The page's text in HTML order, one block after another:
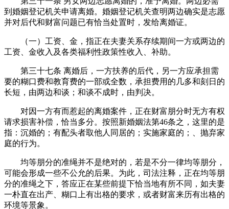
到婚姻登记机关申请离婚。婚姻登记机关查明两边确实是志愿
并对后代和财富问题已有恰当处置时，发给离婚证。
（一）工资、金，指正在夫妻关系存续期间一方或两边的
工资、金收入及各类福利性政策性收入、补助。
第三十七条 离婚后，一方扶养的后代，另一方应承担需
要的糊口费和教育费的一部或全数，承担费用的几多和刻日的
长短，由两边和谈；和谈不成时，由判决。
对因一方有而惹起的离婚案件，正在财富朋分时无方有权
请求损害补偿，恰当多分。按照新婚姻法第46条之，这里的是
指：沉婚的；有配头者取他人同居的；实施家庭的；、抛弃家
庭的行为。
均等朋分的准绳并不是绝对的，若是不分一律均等朋分，
可能会形成一些不公允的后果。为此，司法注释，正在均等朋
分的准绳之下，答应正在某些前提下恰当地有所不同，如夫妻
一朴直在出产、糊口上有出格的要求，或者财富来历有出格的
环境等景象。